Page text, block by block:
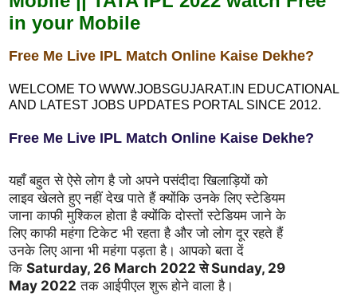
in your Mobile
Free Me Live IPL Match Online Kaise Dekhe?
WELCOME TO WWW.JOBSGUJARAT.IN EDUCATIONAL
AND LATEST JOBS UPDATES PORTAL SINCE 2012.
Free Me Live IPL Match Online Kaise Dekhe?
यहाँ बहुत से ऐसे लोग है जो अपने पसंदीदा खिलाड़ियों को
लाइव खेलते हुए नहीं देख पाते हैं क्योंकि उनके लिए स्टेडियम
जाना काफी मुश्किल होता है क्योंकि दोस्तों स्टेडियम जाने के
लिए काफी महंगा टिकेट भी रहता है और जो लोग दूर रहते हैं
उनके लिए आना भी महंगा पड़ता है। आपको बता दें
कि Saturday, 26 March 2022 से Sunday, 29
May 2022 तक आईपीएल शुरू होने वाला है।